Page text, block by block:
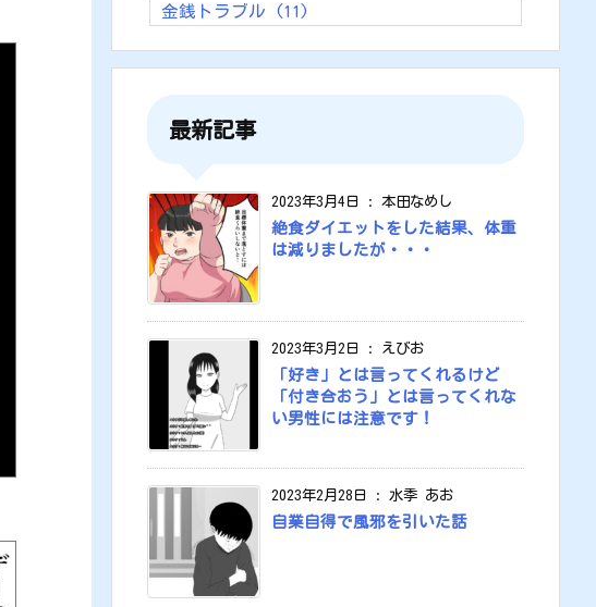
金銭トラブル (11)
最新記事
2023年3月4日 : 本田なめし
絶食ダイエットをした結果、体重
は減りましたが・・・
2023年3月2日 : えびお
「好き」とは言ってくれるけど
「付き合おう」とは言ってくれな
い男性には注意です！
2023年2月28日 : 水季 あお
自業自得で風邪を引いた話